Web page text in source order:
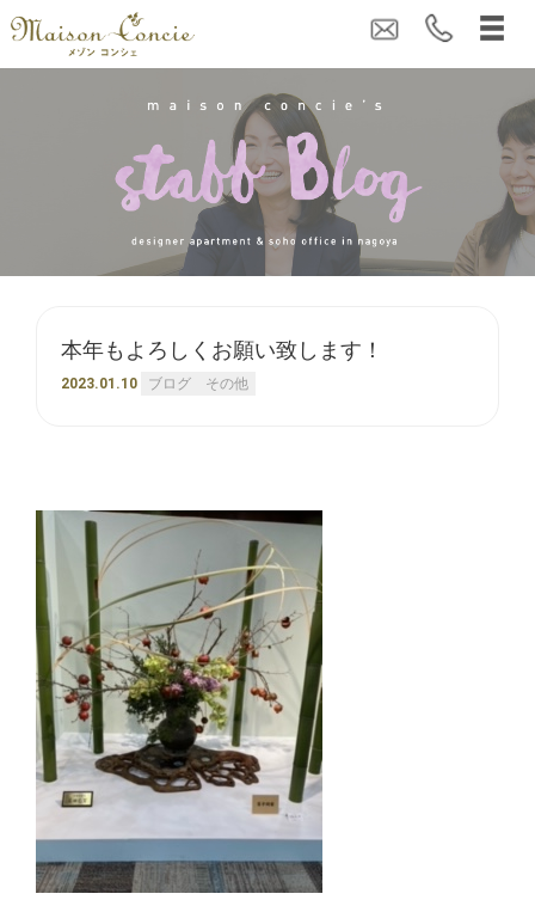
本年もよろしくお願い致します！
2023.01.10 ブログ その他